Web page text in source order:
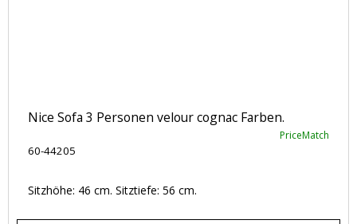
Nice Sofa 3 Personen velour cognac Farben.
PriceMatch
60-44205
Sitzhöhe: 46 cm. Sitztiefe: 56 cm.